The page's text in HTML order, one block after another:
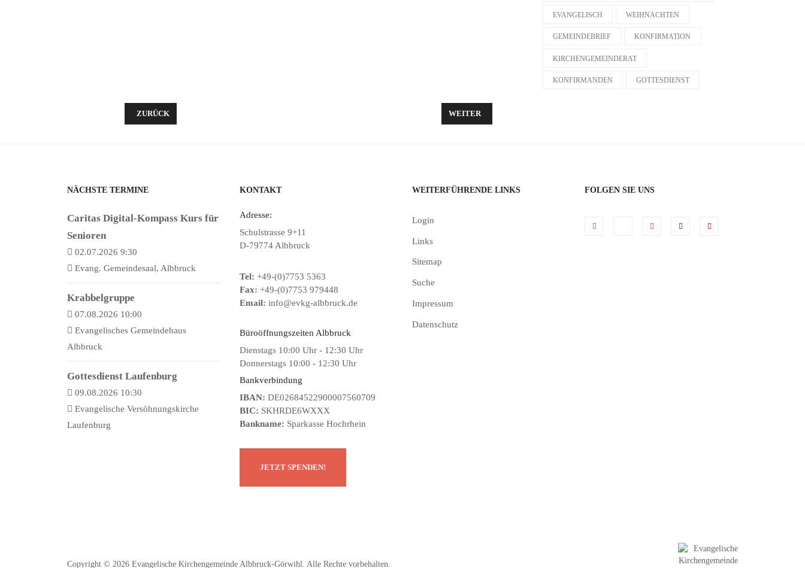
VORHERIGER BEITRAG: KINDERBIBELWOCHE 2014
ZURÜCK NÄCHSTER BEITRAG: UNSERE NEUE KONFIRMANDENGRUPPE 2014/2015
WEITER
EVANGELISCH WEIHNACHTEN
GEMEINDEBRIEF KONFIRMATION
KIRCHENGEMEINDERAT
KONFIRMANDEN GOTTESDIENST
NÄCHSTE TERMINE
Caritas Digital-Kompass Kurs für
Senioren
02.07.2026 9:30
Evang. Gemeindesaal, Albbruck
Krabbelgruppe
07.08.2026 10:00
Evangelisches Gemeindehaus
Albbruck
Gottesdienst Laufenburg
09.08.2026 10:30
Evangelische Versöhnungskirche
Laufenburg
KONTAKT
Adresse:
Schulstrasse 9+11
D-79774 Albbruck
Tel: +49-(0)7753 5363
Fax: +49-(0)7753 979448
Email: info@evkg-albbruck.de
Büroöffnungszeiten Albbruck
Dienstags 10:00 Uhr - 12:30 Uhr
Donnerstags 10:00 - 12:30 Uhr
Bankverbindung
IBAN: DE02684522900007560709
BIC: SKHRDE6WXXX
Bankname: Sparkasse Hochrhein
WEITERFÜHRENDE LINKS
Login
Links
Sitemap
Suche
Impressum
Datenschutz
FOLGEN SIE UNS
Copyright © 2026 Evangelische Kirchengemeinde Albbruck-Görwihl. Alle Rechte vorbehalten.